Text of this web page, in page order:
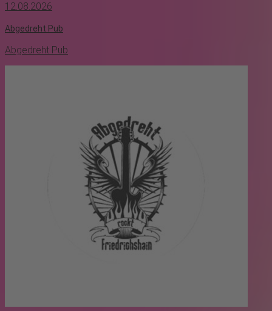
12.08.2026
Abgedreht Pub
Abgedreht Pub